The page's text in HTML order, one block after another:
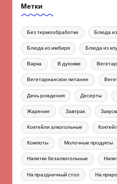
Метки
Без термообработки Блюда
Блюда из имбиря Блюда из
Варка В духовке
Вегетарианское питание
День рождения Десерты
Жарение Завтрак
Коктейли алкогольные
Компоты Молочные продукты
Напитки безалкогольные
На праздничный стол На